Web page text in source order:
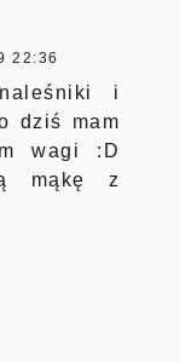
22:36
i
dziś mam
wagi :D
mąkę z